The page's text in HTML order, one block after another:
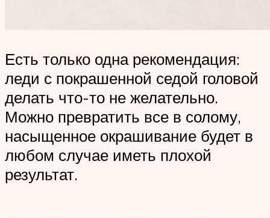
Есть только одна рекомендация:
леди с покрашенной седой головой
делать что-то не желательно.
Можно превратить все в солому,
насыщенное окрашивание будет в
любом случае иметь плохой
результат.